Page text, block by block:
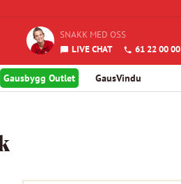
SNAKK MED OSS
LIVE CHAT
61 22 00 00
Gausbygg Outlet GausVindu